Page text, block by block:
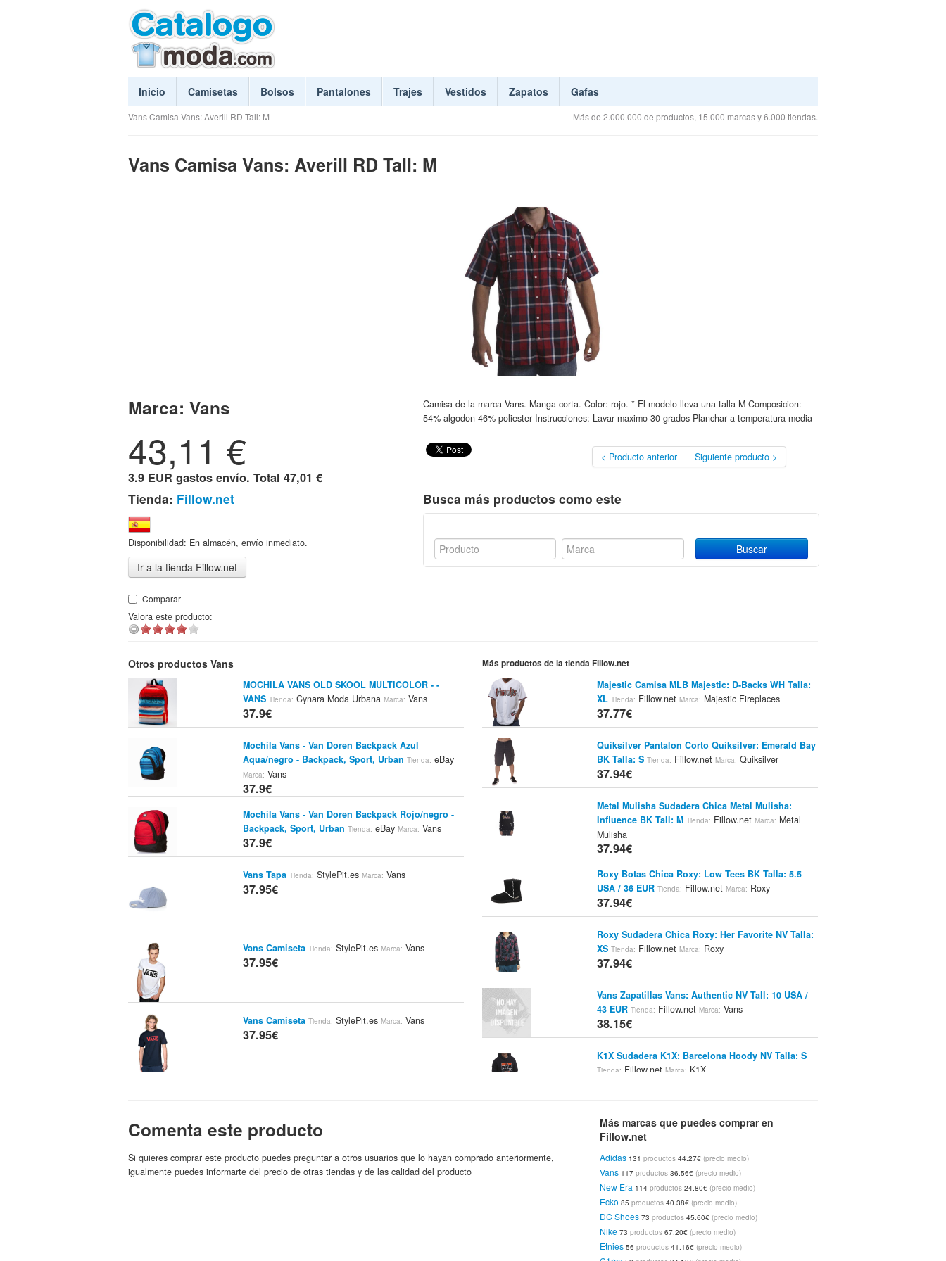
Inicio Camisetas Bolsos Pantalones Trajes Vestidos Zapatos Gafas
Vans Camisa Vans: Averill RD Tall: M Más de 2.000.000 de productos, 15.000 marcas y 6.000 tiendas.
Vans Camisa Vans: Averill RD Tall: M
Marca: Vans
43,11 €
3.9 EUR gastos envío. Total 47,01 €
Tienda: Fillow.net
Disponibilidad: En almacén, envío inmediato.
Ir a la tienda Fillow.net
Comparar
Valora este producto:
Camisa de la marca Vans. Manga corta. Color: rojo. * El modelo lleva una talla M Composicion:
54% algodon 46% poliester Instrucciones: Lavar maximo 30 grados Planchar a temperatura media
< Producto anterior Siguiente producto >
Busca más productos como este
Otros productos Vans
MOCHILA VANS OLD SKOOL MULTICOLOR - -
VANS Tienda: Cynara Moda UrbanaMarca: Vans
37.9€
Mochila Vans - Van Doren Backpack Azul
Aqua/negro - Backpack, Sport, Urban Tienda: eBay
Marca: Vans
37.9€
Mochila Vans - Van Doren Backpack Rojo/negro -
Backpack, Sport, Urban Tienda: eBayMarca: Vans
37.9€
Vans Tapa Tienda: StylePit.esMarca: Vans
37.95€
Vans Camiseta Tienda: StylePit.esMarca: Vans
37.95€
Vans Camiseta Tienda: StylePit.esMarca: Vans
37.95€
Marca:Vans
38€
Más productos de la tienda Fillow.net
Majestic Camisa MLB Majestic: D-Backs WH Talla:
XL Tienda: Fillow.net Marca: Majestic Fireplaces
37.77€
Quiksilver Pantalon Corto Quiksilver: Emerald Bay
BK Talla: S Tienda: Fillow.net Marca: Quiksilver
37.94€
Metal Mulisha Sudadera Chica Metal Mulisha:
Influence BK Tall: M Tienda: Fillow.net Marca: Metal
Mulisha
37.94€
Roxy Botas Chica Roxy: Low Tees BK Talla: 5.5
USA / 36 EUR Tienda: Fillow.net Marca: Roxy
37.94€
Roxy Sudadera Chica Roxy: Her Favorite NV Talla:
XS Tienda: Fillow.net Marca: Roxy
37.94€
Vans Zapatillas Vans: Authentic NV Tall: 10 USA /
43 EUR Tienda: Fillow.net Marca: Vans
38.15€
K1X Sudadera K1X: Barcelona Hoody NV Talla: S
Tienda: Fillow.net Marca: K1X
Fenchurch Jersey Fenchurch: Benny MT Talla: S
Tienda: Fillow.netMarca: Fenchurch
38.46€
Ecko Sudadera Ecko: No Hands Hoody NV Talla: M
Tienda:Fillow.netMarca:Ecko
38.48€
Ecko Sudadera Ecko: Braille Double Header GR
Talla: M Tienda:Fillow.netMarca:Ecko
Comenta este producto
Si quieres comprar este producto puedes preguntar a otros usuarios que lo hayan comprado anteriormente,
igualmente puedes informarte del precio de otras tiendas y de las calidad del producto
Más marcas que puedes comprar en
Fillow.net
Adidas 131productos 44.27€ (precio medio)
Vans 117productos 36.56€ (precio medio)
New Era 114productos 24.80€ (precio medio)
Ecko 85productos 40.38€ (precio medio)
DC Shoes 73productos 45.60€ (precio medio)
Nike 73productos 67.20€ (precio medio)
Etnies 56productos 41.16€ (precio medio)